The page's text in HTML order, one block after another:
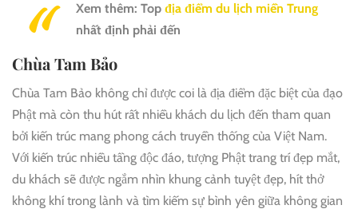
Xem thêm: Top địa điểm du lịch miền Trung
nhất định phải đến
Chùa Tam Bảo
Chùa Tam Bảo không chỉ được coi là địa điểm đặc biệt của đạo
Phật mà còn thu hút rất nhiều khách du lịch đến tham quan
bởi kiến trúc mang phong cách truyền thống của Việt Nam.
Với kiến trúc nhiều tầng độc đáo, tượng Phật trang trí đẹp mắt,
du khách sẽ được ngắm nhìn khung cảnh tuyệt đẹp, hít thở
không khí trong lành và tìm kiếm sự bình yên giữa không gian